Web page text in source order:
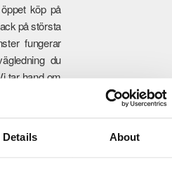
Details About
köp på
på största
fungerar
du
tar hand om